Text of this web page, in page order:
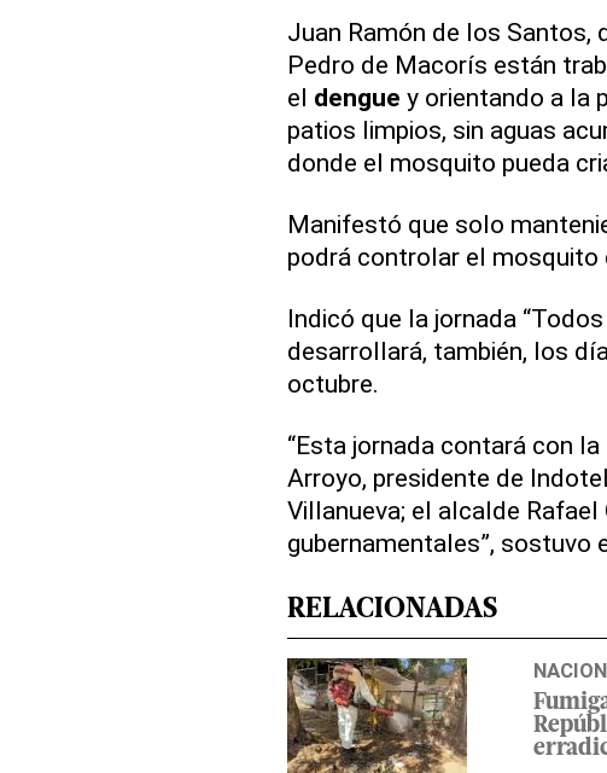
Juan Ramón de los Santos,
Pedro de Macorís están
el dengue y orientando a la
patios limpios, sin aguas
donde el mosquito pueda
Manifestó que solo
podrá controlar el mosquito
Indicó que la jornada
desarrollará, también, los
octubre.
“Esta jornada contará con
Arroyo, presidente de
Villanueva; el alcalde
gubernamentales”, sostuvo
RELACIONADAS